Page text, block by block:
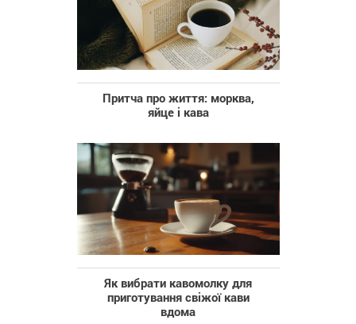
Притча про життя: морква,
яйце і кава
Як вибрати кавомолку для
приготування свіжої кави
вдома